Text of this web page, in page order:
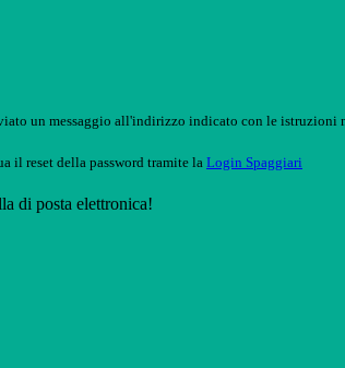
un messaggio all'indirizzo indicato con le istruzioni
il reset della password tramite la Login Spaggiari
di posta elettronica!